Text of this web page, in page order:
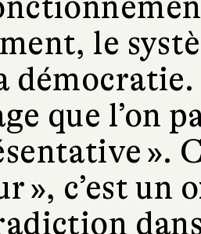
le
démocratie.
que l’on
».
», c’est un